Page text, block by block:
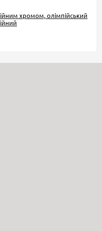
хромом, олімпійський